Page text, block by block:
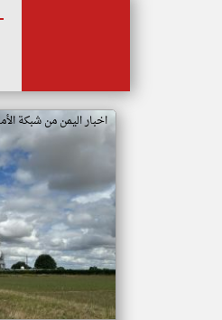
اخبار اليمن من شبكة